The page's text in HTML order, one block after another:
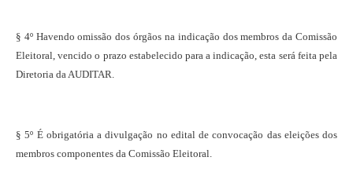
§ 4º Havendo omissão dos órgãos na indicação dos membros da Comissão
Eleitoral, vencido o prazo estabelecido para a indicação, esta será feita pela
Diretoria da AUDITAR.
§ 5º É obrigatória a divulgação no edital de convocação das eleições dos
membros componentes da Comissão Eleitoral.